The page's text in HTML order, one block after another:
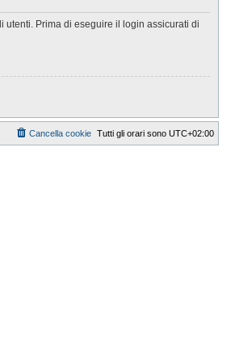
utenti. Prima di eseguire il login assicurati di
Tutti gli orari sono UTC+02:00
Cancella cookie